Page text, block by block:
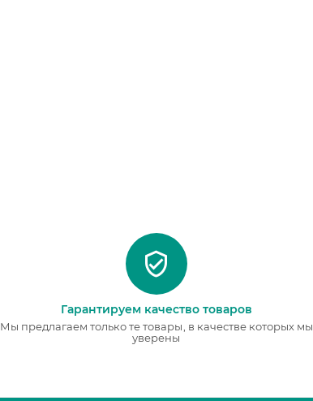
Гарантируем качество товаров
Мы предлагаем только те товары, в качестве которых мы
уверены